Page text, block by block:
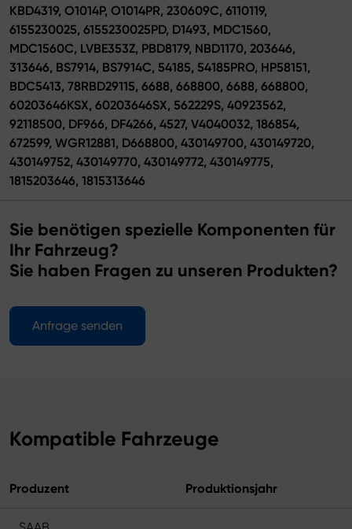
KBD4319, O1014P, O1014PR, 230609C, 6110119,
6155230025, 6155230025PD, D1493, MDC1560,
MDC1560C, LVBE353Z, PBD8179, NBD1170, 203646,
313646, BS7914, BS7914C, 54185, 54185PRO, HP58151,
BDC5413, 78RBD29115, 6688, 668800, 6688, 668800,
60203646KSX, 60203646SX, 562229S, 40923562,
92118500, DF966, DF4266, 4527, V4040032, 186854,
672599, WGR12881, D668800, 430149700, 430149720,
430149752, 430149770, 430149772, 430149775,
1815203646, 1815313646
Sie benötigen spezielle Komponenten für
Ihr Fahrzeug?
Sie haben Fragen zu unseren Produkten?
Anfrage senden
Kompatible Fahrzeuge
Produzent Produktionsjahr